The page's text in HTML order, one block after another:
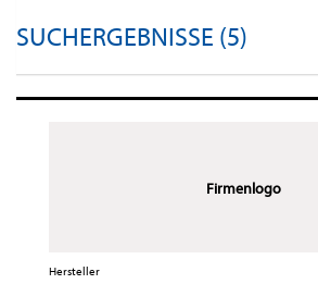
SUCHERGEBNISSE (5)
Firmenlogo
Hersteller